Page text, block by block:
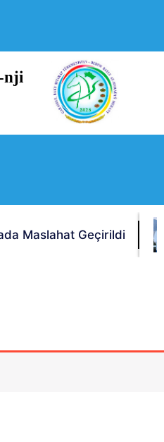
nji
Maslahat Geçirildi